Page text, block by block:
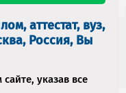
аттестат, вуз,
Россия, Вы
указав все